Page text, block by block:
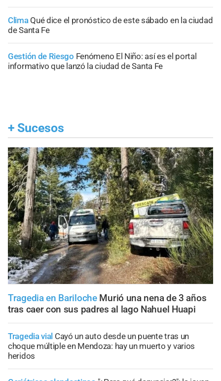
Clima Qué dice el pronóstico de este sábado en la ciudad
de Santa Fe
Gestión de Riesgo Fenómeno El Niño: así es el portal
informativo que lanzó la ciudad de Santa Fe
+ Sucesos
Tragedia en Bariloche Murió una nena de 3 años
tras caer con sus padres al lago Nahuel Huapi
Tragedia vial Cayó un auto desde un puente tras un
choque múltiple en Mendoza: hay un muerto y varios
heridos